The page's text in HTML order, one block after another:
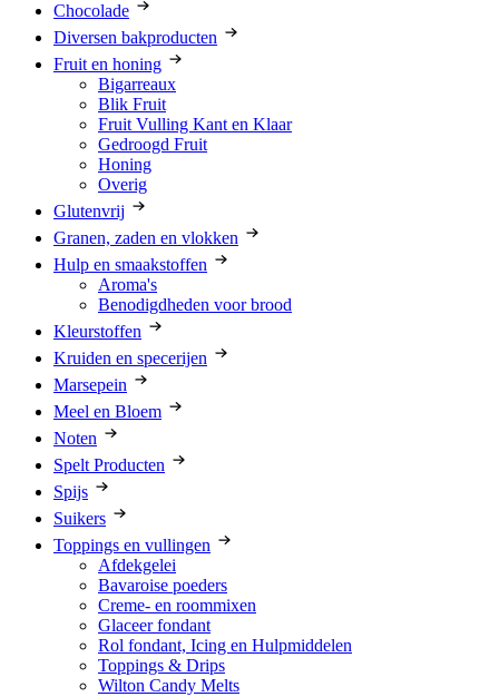
Chocolade
Diversen bakproducten
Fruit en honing
Bigarreaux
Blik Fruit
Fruit Vulling Kant en Klaar
Gedroogd Fruit
Honing
Overig
Glutenvrij
Granen, zaden en vlokken
Hulp en smaakstoffen
Aroma's
Benodigdheden voor brood
Kleurstoffen
Kruiden en specerijen
Marsepein
Meel en Bloem
Noten
Spelt Producten
Spijs
Suikers
Toppings en vullingen
Afdekgelei
Bavaroise poeders
Creme- en roommixen
Glaceer fondant
Rol fondant, Icing en Hulpmiddelen
Toppings & Drips
Wilton Candy Melts